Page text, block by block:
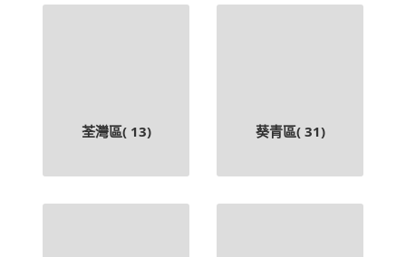
荃灣區( 13) 葵青區( 31)